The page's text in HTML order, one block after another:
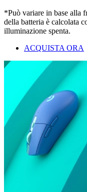
*Può variare in base alla
della batteria è calcolata
illuminazione spenta.
ACQUISTA ORA